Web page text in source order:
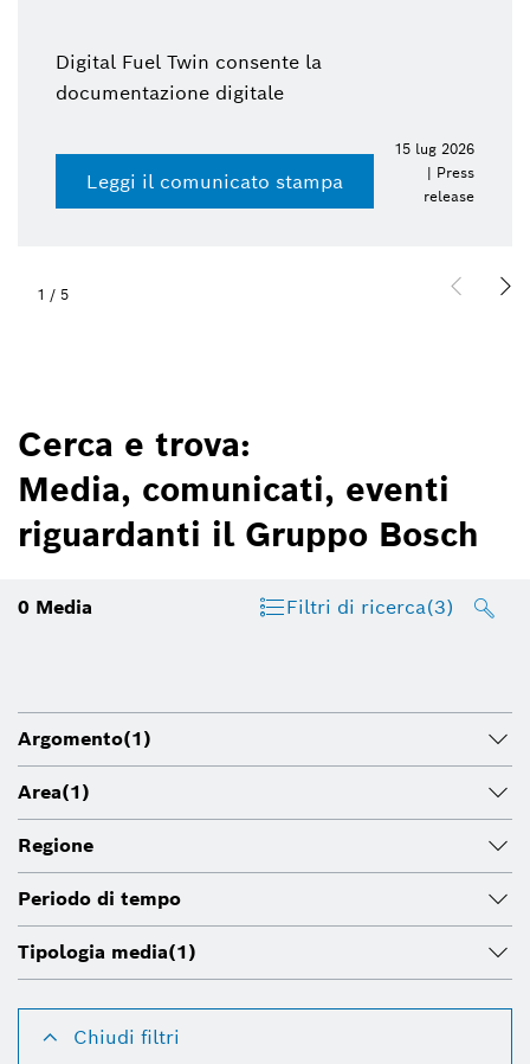
Digital Fuel Twin consente la
documentazione digitale
Leggi il comunicato stampa
15 lug 2026
| Press
release
1 / 5
Cerca e trova:
Media, comunicati, eventi
riguardanti il Gruppo Bosch
0 Media Filtri di ricerca(3)
Argomento(1)
Area(1)
Regione
Periodo di tempo
Tipologia media(1)
Chiudi filtri